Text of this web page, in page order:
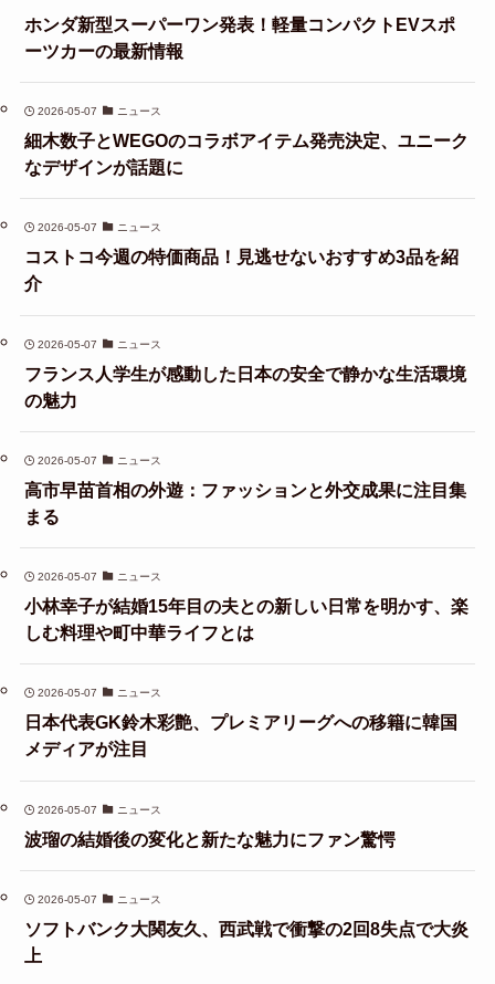
ホンダ新型スーパーワン発表！軽量コンパクトEVスポ
ーツカーの最新情報
2026-05-07 ニュース
細木数子とWEGOのコラボアイテム発売決定、ユニーク
なデザインが話題に
2026-05-07 ニュース
コストコ今週の特価商品！見逃せないおすすめ3品を紹
介
2026-05-07 ニュース
フランス人学生が感動した日本の安全で静かな生活環境
の魅力
2026-05-07 ニュース
高市早苗首相の外遊：ファッションと外交成果に注目集
まる
2026-05-07 ニュース
小林幸子が結婚15年目の夫との新しい日常を明かす、楽
しむ料理や町中華ライフとは
2026-05-07 ニュース
日本代表GK鈴木彩艶、プレミアリーグへの移籍に韓国
メディアが注目
2026-05-07 ニュース
波瑠の結婚後の変化と新たな魅力にファン驚愕
2026-05-07 ニュース
ソフトバンク大関友久、西武戦で衝撃の2回8失点で大炎
上